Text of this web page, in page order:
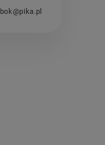
bok@pika.pl